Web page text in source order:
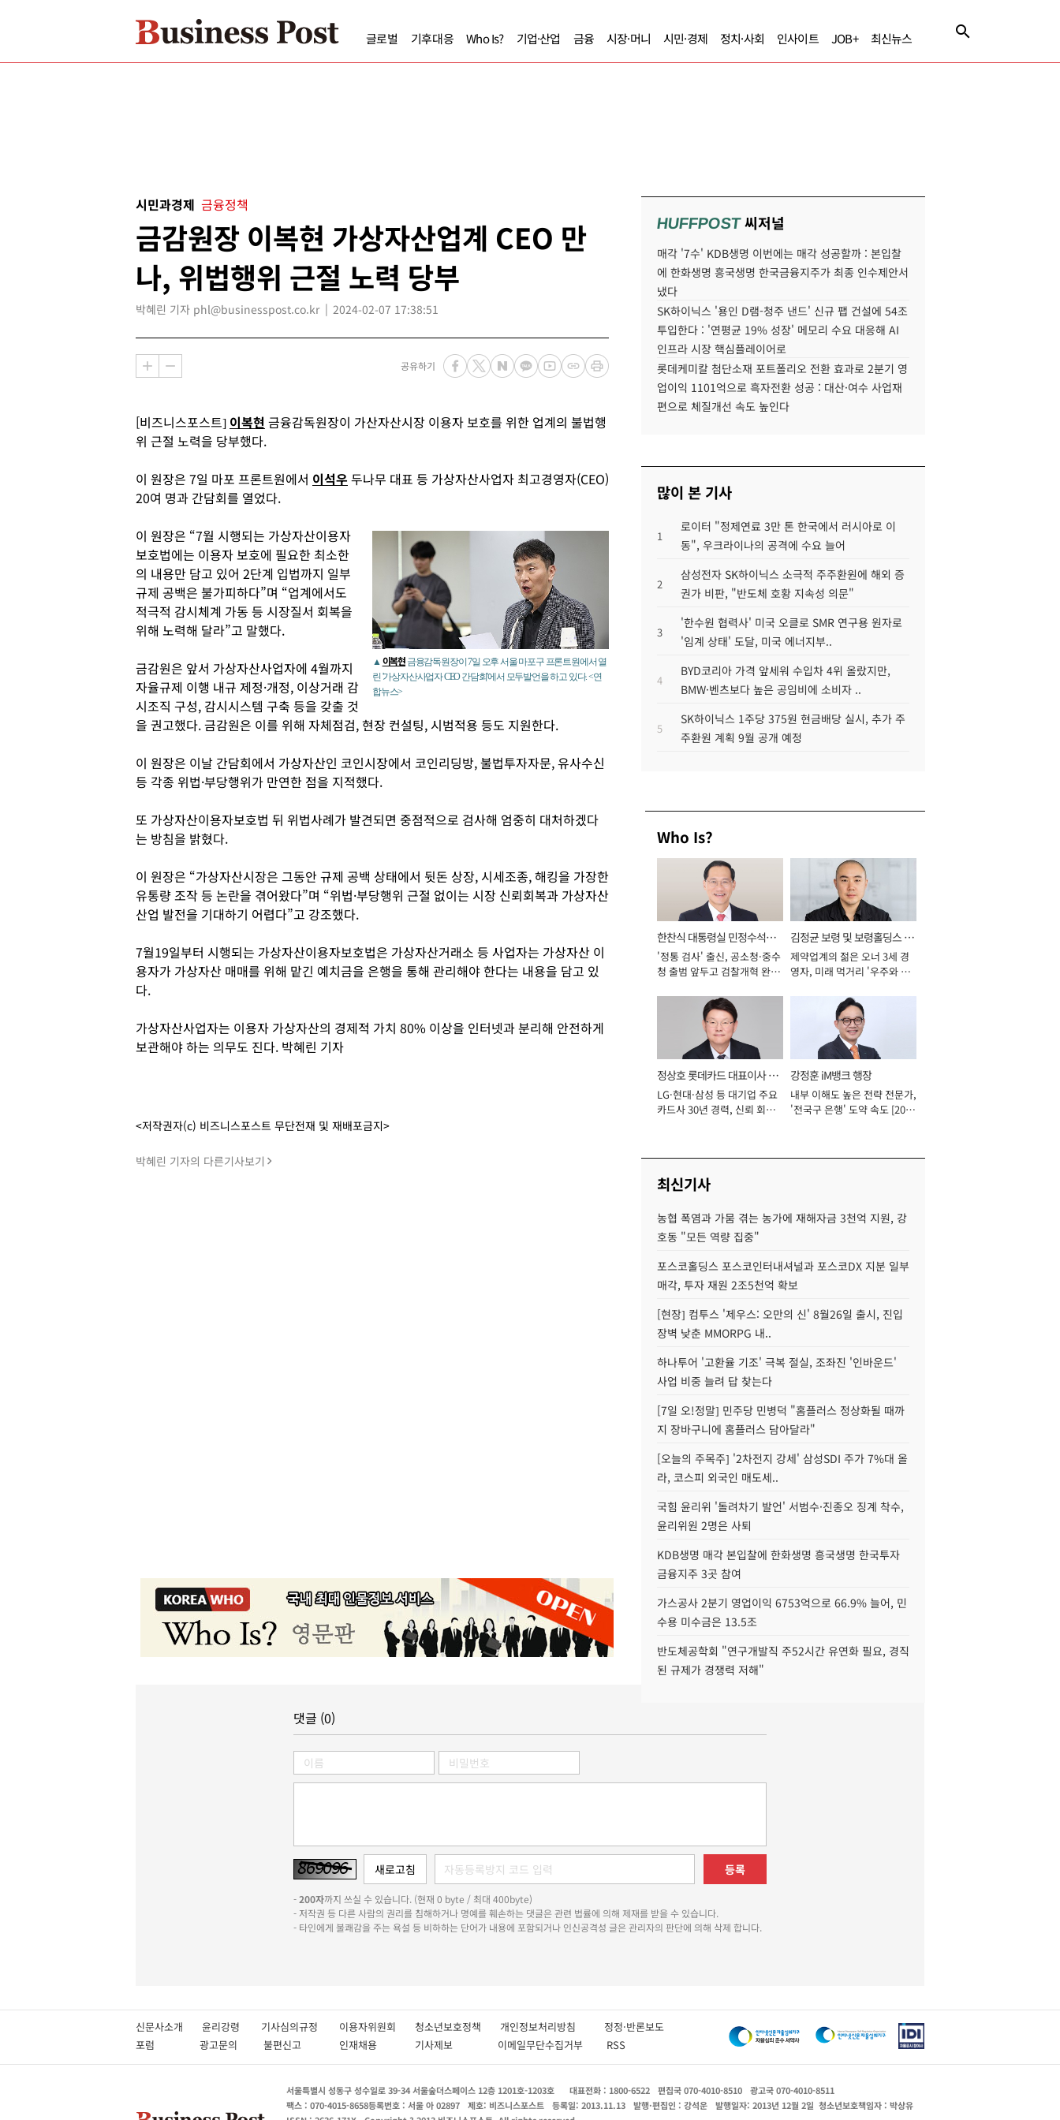
글로벌 기후대응 Who Is? 기업·산업 금융 시장·머니 시민·경제 정치·사회 인사이트 JOB+ 최신뉴스
시민과경제 금융정책
금감원장 이복현 가상자산업계 CEO 만
나, 위법행위 근절 노력 당부
박혜린 기자 phl@businesspost.co.kr 2024-02-07 17:38:51
공유하기
[비즈니스포스트] 이복현 금융감독원장이 가산자산시장 이용자 보호를 위한 업계의 불법행
위 근절 노력을 당부했다.
이 원장은 7일 마포 프론트원에서 이석우 두나무 대표 등 가상자산사업자 최고경영자(CEO)
20여 명과 간담회를 열었다.
▲ 이복현 금융감독원장이 7일 오후 서울 마포구 프론트원에서 열
린 '가상자산사업자 CEO 간담회'에서 모두발언을 하고 있다. <연
합뉴스>
이 원장은 “7월 시행되는 가상자산이용자
보호법에는 이용자 보호에 필요한 최소한
의 내용만 담고 있어 2단계 입법까지 일부
규제 공백은 불가피하다”며 “업계에서도
적극적 감시체계 가동 등 시장질서 회복을
위해 노력해 달라”고 말했다.
금감원은 앞서 가상자산사업자에 4월까지
자율규제 이행 내규 제정·개정, 이상거래 감
시조직 구성, 감시시스템 구축 등을 갖출 것
을 권고했다. 금감원은 이를 위해 자체점검, 현장 컨설팅, 시범적용 등도 지원한다.
이 원장은 이날 간담회에서 가상자산인 코인시장에서 코인리딩방, 불법투자자문, 유사수신
등 각종 위법·부당행위가 만연한 점을 지적했다.
또 가상자산이용자보호법 뒤 위법사례가 발견되면 중점적으로 검사해 엄중히 대처하겠다
는 방침을 밝혔다.
이 원장은 “가상자산시장은 그동안 규제 공백 상태에서 뒷돈 상장, 시세조종, 해킹을 가장한
유통량 조작 등 논란을 겪어왔다”며 “위법·부당행위 근절 없이는 시장 신뢰회복과 가상자산
산업 발전을 기대하기 어렵다”고 강조했다.
7월19일부터 시행되는 가상자산이용자보호법은 가상자산거래소 등 사업자는 가상자산 이
용자가 가상자산 매매를 위해 맡긴 예치금을 은행을 통해 관리해야 한다는 내용을 담고 있
다.
가상자산사업자는 이용자 가상자산의 경제적 가치 80% 이상을 인터넷과 분리해 안전하게
보관해야 하는 의무도 진다. 박혜린 기자
<저작권자(c) 비즈니스포스트 무단전재 및 재배포금지>
박혜린 기자의 다른기사보기
HUFFPOST씨저널
매각 '7수' KDB생명 이번에는 매각 성공할까 : 본입찰
에 한화생명 흥국생명 한국금융지주가 최종 인수제안서
냈다
SK하이닉스 '용인 D램-청주 낸드' 신규 팹 건설에 54조
투입한다 : '연평균 19% 성장' 메모리 수요 대응해 AI
인프라 시장 핵심플레이어로
롯데케미칼 첨단소재 포트폴리오 전환 효과로 2분기 영
업이익 1101억으로 흑자전환 성공 : 대산·여수 사업재
편으로 체질개선 속도 높인다
많이 본 기사
1
로이터 "정제연료 3만 톤 한국에서 러시아로 이
동", 우크라이나의 공격에 수요 늘어
2
삼성전자 SK하이닉스 소극적 주주환원에 해외 증
권가 비판, "반도체 호황 지속성 의문"
3
'한수원 협력사' 미국 오클로 SMR 연구용 원자로
'임계 상태' 도달, 미국 에너지부..
4
BYD코리아 가격 앞세워 수입차 4위 올랐지만,
BMW·벤츠보다 높은 공임비에 소비자 ..
5
SK하이닉스 1주당 375원 현금배당 실시, 추가 주
주환원 계획 9월 공개 예정
Who Is?
한찬식 대통령실 민정수석비
서관
'정통 검사' 출신, 공소청·중수
청 출범 앞두고 검찰개혁 완수
김정균 보령 및 보령홀딩스 대
표이사 사장
제약업계의 젊은 오너 3세 경
영자, 미래 먹거리 '우주와 헬
정상호 롯데카드 대표이사 사
장
LG·현대·삼성 등 대기업 주요
카드사 30년 경력, 신뢰 회복
강정훈 iM뱅크 행장
내부 이해도 높은 전략 전문가,
'전국구 은행' 도약 속도 [2026
최신기사
농협 폭염과 가뭄 겪는 농가에 재해자금 3천억 지원, 강
호동 "모든 역량 집중"
포스코홀딩스 포스코인터내셔널과 포스코DX 지분 일부
매각, 투자 재원 2조5천억 확보
[현장] 컴투스 '제우스: 오만의 신' 8월26일 출시, 진입
장벽 낮춘 MMORPG 내..
하나투어 '고환율 기조' 극복 절실, 조좌진 '인바운드'
사업 비중 늘려 답 찾는다
[7일 오!정말] 민주당 민병덕 "홈플러스 정상화될 때까
지 장바구니에 홈플러스 담아달라"
[오늘의 주목주] '2차전지 강세' 삼성SDI 주가 7%대 올
라, 코스피 외국인 매도세..
국힘 윤리위 '돌려차기 발언' 서범수·진종오 징계 착수,
윤리위원 2명은 사퇴
KDB생명 매각 본입찰에 한화생명 흥국생명 한국투자
금융지주 3곳 참여
가스공사 2분기 영업이익 6753억으로 66.9% 늘어, 민
수용 미수금은 13.5조
반도체공학회 "연구개발직 주52시간 유연화 필요, 경직
된 규제가 경쟁력 저해"
댓글 (0)
등록
-200자까지 쓰실 수 있습니다. (현재 0 byte / 최대 400byte)
- 저작권 등 다른 사람의 권리를 침해하거나 명예를 훼손하는 댓글은 관련 법률에 의해 제재를 받을 수 있습니다.
- 타인에게 불쾌감을 주는 욕설 등 비하하는 단어가 내용에 포함되거나 인신공격성 글은 관리자의 판단에 의해 삭제 합니다.
신문사소개 윤리강령 기사심의규정 이용자위원회 청소년보호정책 개인정보처리방침 정정·반론보도
포럼
광고문의 불편신고 인재채용 기사제보 이메일무단수집거부 RSS
서울특별시 성동구 성수일로 39-34 서울숲더스페이스 12층 1201호-1203호 대표전화 : 1800-6522 편집국 070-4010-8510
광고국 070-4010-8511
팩스 : 070-4015-8658등록번호 : 서울 아 02897 제호: 비즈니스포스트 등록일: 2013.11.13 발행·편집인 : 강석운 발행일자: 2013년 12월 2일 청소년보호책임자 : 박상유